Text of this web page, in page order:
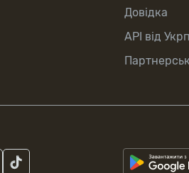
Довідка
API від